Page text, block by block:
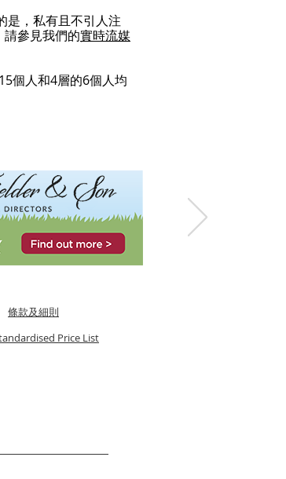
是，私有且不引人注
請參見我們的實時流媒
個人和4層的6個人均
條款及細則
Price List